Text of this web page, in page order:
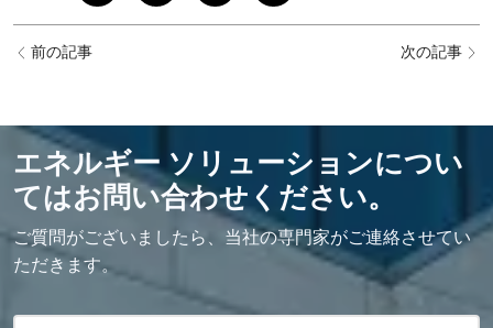
前の記事 次の記事
エネルギー ソリューションについ
てはお問い合わせください。
ご質問がございましたら、当社の専門家がご連絡させてい
ただきます。